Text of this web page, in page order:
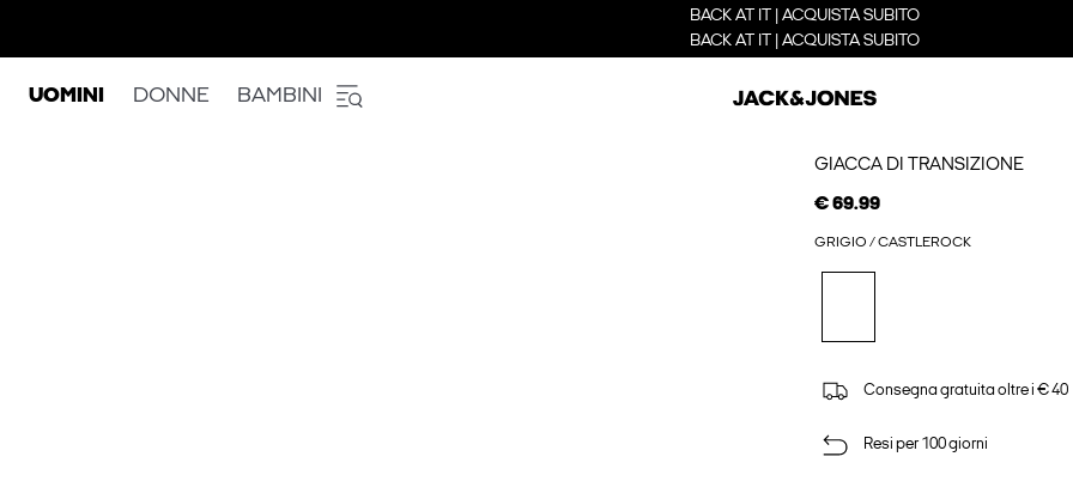
BACK AT IT | ACQUISTA SUBITO
BACK AT IT | ACQUISTA SUBITO
UOMINI DONNE BAMBINI
GIACCA DI TRANSIZIONE
€ 69.99
GRIGIO / CASTLEROCK
Consegna gratuita oltre i € 40
Resi per 100 giorni